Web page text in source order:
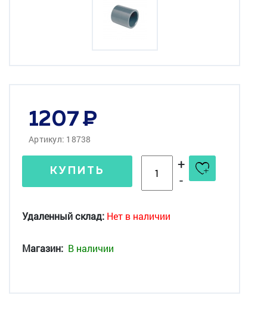
1207
Артикул: 18738
КУПИТЬ
+
-
Удаленный склад: Нет в наличии
Магазин: В наличии